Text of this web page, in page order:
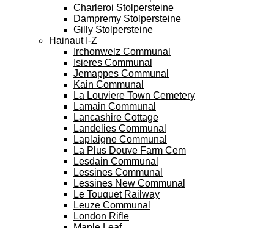
Charleroi Stolpersteine
Dampremy Stolpersteine
Gilly Stolpersteine
Hainaut I-Z
Irchonwelz Communal
Isieres Communal
Jemappes Communal
Kain Communal
La Louviere Town Cemetery
Lamain Communal
Lancashire Cottage
Landelies Communal
Laplaigne Communal
La Plus Douve Farm Cem
Lesdain Communal
Lessines Communal
Lessines New Communal
Le Touquet Railway
Leuze Communal
London Rifle